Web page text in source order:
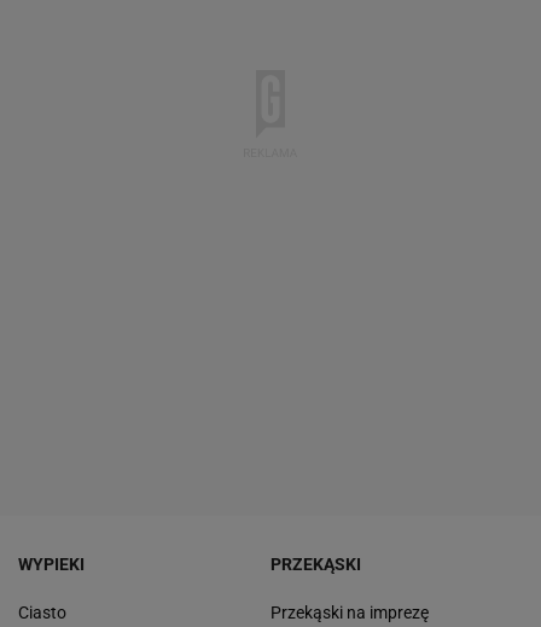
WYPIEKI
Ciasto
PRZEKĄSKI
Przekąski na imprezę